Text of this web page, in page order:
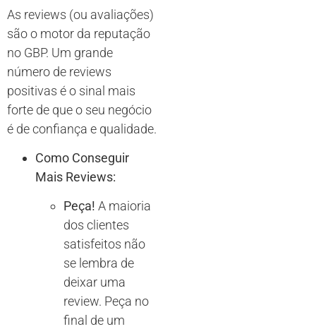
As reviews (ou avaliações)
são o motor da reputação
no GBP. Um grande
número de reviews
positivas é o sinal mais
forte de que o seu negócio
é de confiança e qualidade.
Como Conseguir
Mais Reviews:
Peça! A maioria
dos clientes
satisfeitos não
se lembra de
deixar uma
review. Peça no
final de um